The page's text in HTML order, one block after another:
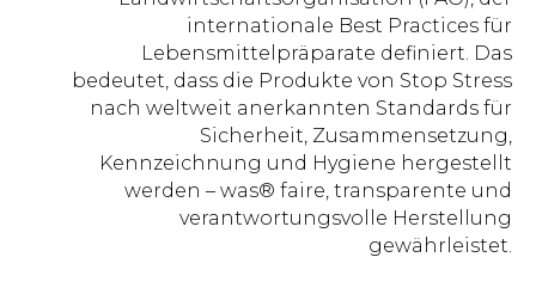
internationale Best Practices für
Lebensmittelpräparate definiert. Das
bedeutet, dass die Produkte von Stop Stress
nach weltweit anerkannten Standards für
Sicherheit, Zusammensetzung,
Kennzeichnung und Hygiene hergestellt
werden – was® faire, transparente und
verantwortungsvolle Herstellung
gewährleistet.